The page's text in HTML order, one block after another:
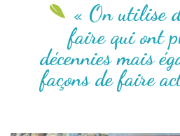
« On utilise
faire qui ont
décennies mais
façons de faire